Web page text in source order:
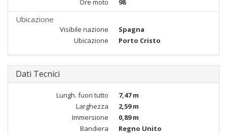
Ore moto
98
Ubicazione
Visibile nazione
Spagna
Ubicazione
Porto Cristo
Dati Tecnici
Lungh. fuori tutto
7,47 m
Larghezza
2,59 m
Immersione
0,89 m
Bandiera
Regno Unito